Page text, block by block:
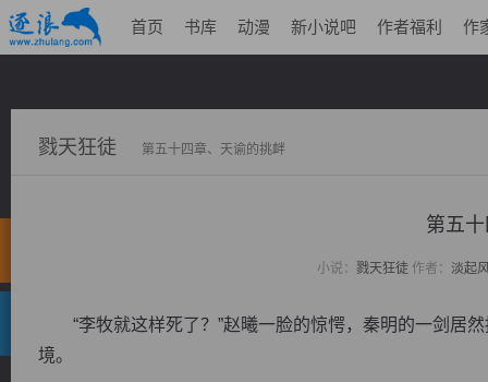
首页 书库 动漫 新小说吧 作者福利 作
戮天狂徒 第五十四章、天谕的挑衅
第五
小说： 戮天狂徒作者： 淡起
“李牧就这样死了？”赵曦一脸的惊愕，秦明的一剑居
境。